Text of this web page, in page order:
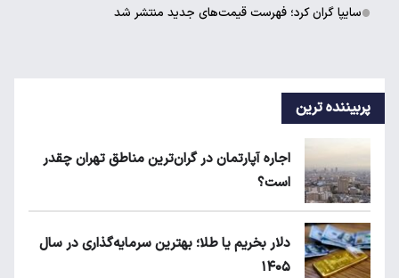
سایپا گران کرد؛ فهرست قیمت‌های جدید منتشر شد
پربیننده ترین
اجاره آپارتمان در گران‌ترین مناطق تهران چقدر
است؟
دلار بخریم یا طلا؛ بهترین سرمایه‌گذاری در سال
۱۴۰۵